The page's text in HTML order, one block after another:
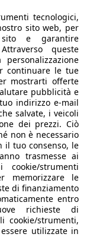
per la correttezza
Torna su
europeo.
tecnologici,
sito web, per
e garantire
queste
continuare le tue
mostrarti offerte
pubblicità e
indirizzo e-mail
salvate, i veicoli
dei prezzi. Ciò
non è necessario
il tuo consenso, le
trasmesse ai
strumenti
memorizzare le
di finanziamento
entro
richieste di
cookie/strumenti,
utilizzate in